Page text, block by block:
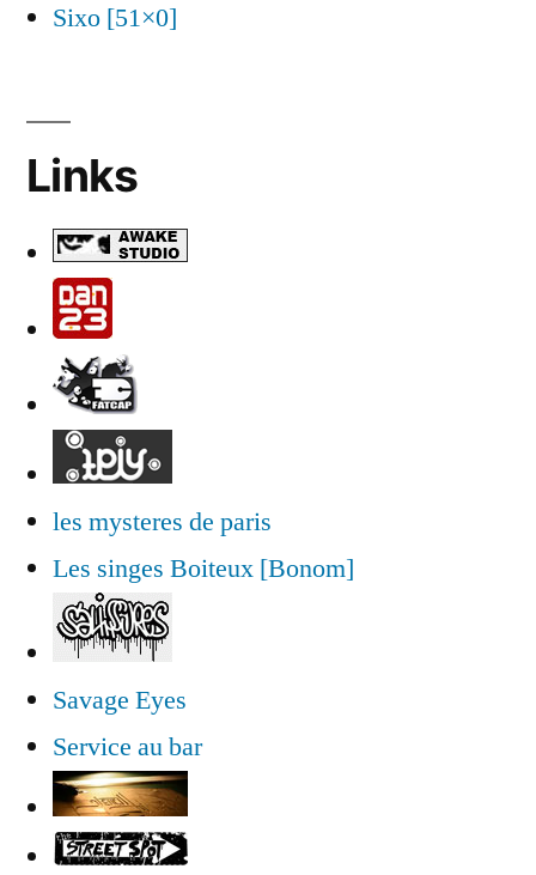
Sixo [51×0]
Links
les mysteres de paris
Les singes Boiteux [Bonom]
Savage Eyes
Service au bar